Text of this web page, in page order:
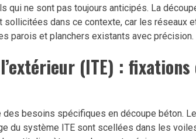
qui ne sont pas toujours anticipés. La
sollicitées dans ce contexte, car les réseaux
parois et planchers existants avec précision.
(ITE) :
des besoins spécifiques en découpe béton.
du système ITE sont scellées dans les